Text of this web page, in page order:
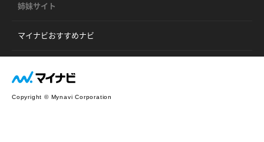
姉妹サイト
マイナビおすすめナビ
Copyright © Mynavi Corporation